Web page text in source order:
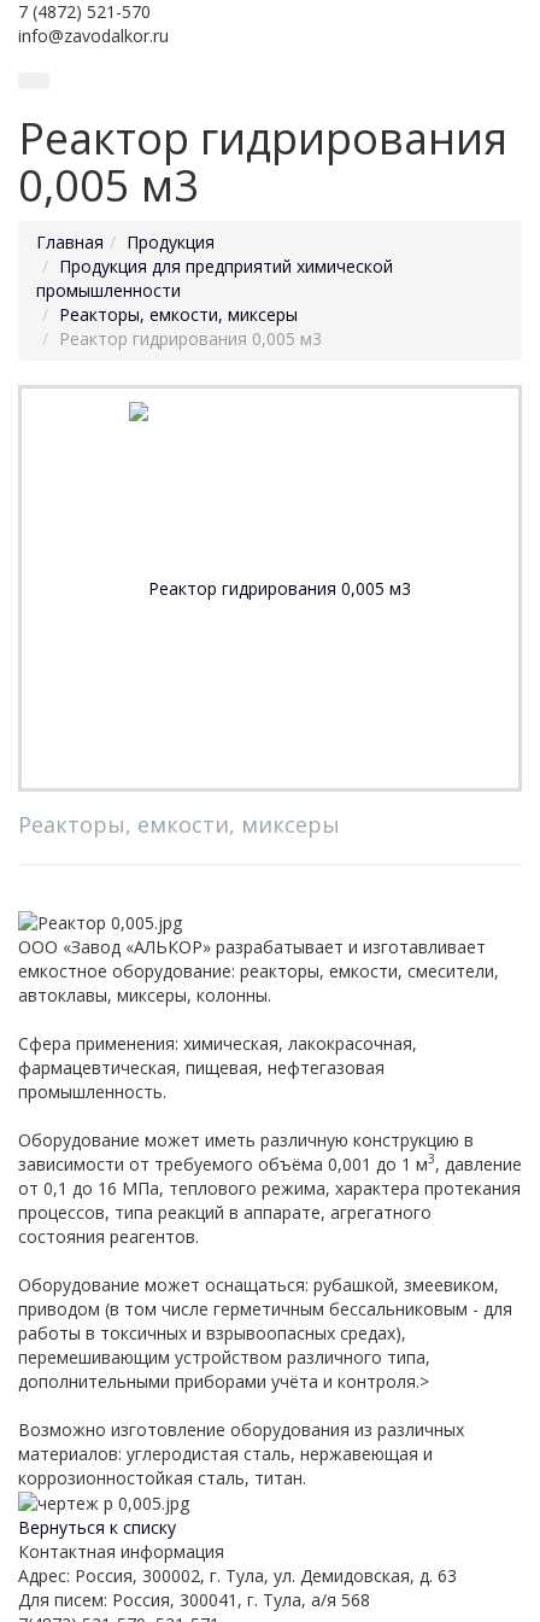
7 (4872) 521-570
info@zavodalkor.ru
Реактор гидрирования
0,005 м3
Главная
Продукция
Продукция для предприятий химической
промышленности
Реакторы, емкости, миксеры
Реактор гидрирования 0,005 м3
Реакторы, емкости, миксеры
ООО «Завод «АЛЬКОР» разрабатывает и изготавливает
емкостное оборудование: реакторы, емкости, смесители,
автоклавы, миксеры, колонны.
Сфера применения: химическая, лакокрасочная,
фармацевтическая, пищевая, нефтегазовая
промышленность.
Оборудование может иметь различную конструкцию в
зависимости от требуемого объёма 0,001 до 1 м3, давление
от 0,1 до 16 МПа, теплового режима, характера протекания
процессов, типа реакций в аппарате, агрегатного
состояния реагентов.
Оборудование может оснащаться: рубашкой, змеевиком,
приводом (в том числе герметичным бессальниковым - для
работы в токсичных и взрывоопасных средах),
перемешивающим устройством различного типа,
дополнительными приборами учёта и контроля.>
Возможно изготовление оборудования из различных
материалов: углеродистая сталь, нержавеющая и
коррозионностойкая сталь, титан.
Вернуться к списку
Контактная информация
Адрес: Россия, 300002, г. Тула, ул. Демидовская, д. 63
Для писем: Россия, 300041, г. Тула, а/я 568